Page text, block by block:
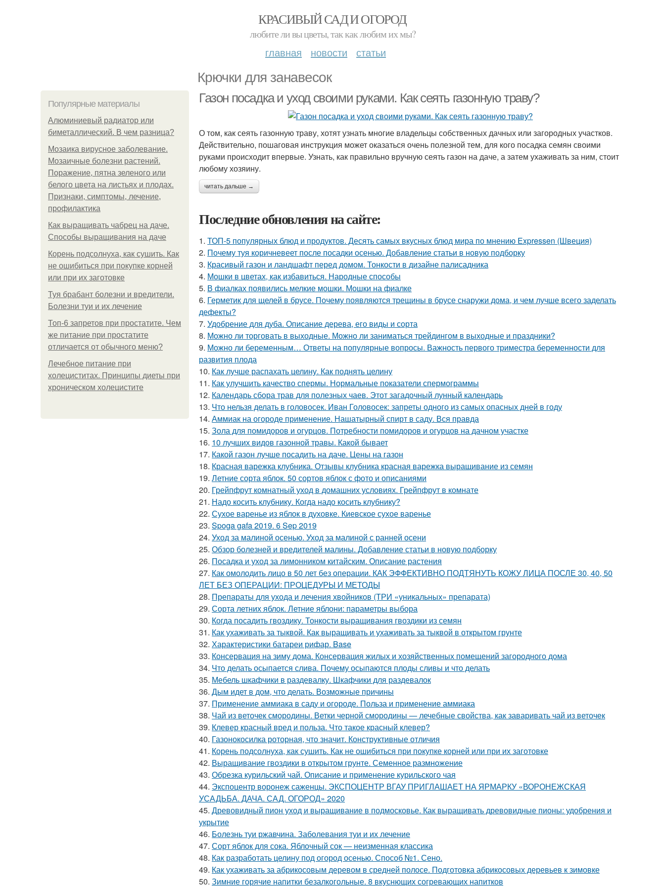
КРАСИВЫЙ САД И ОГОРОД
любите ли вы цветы, так как любим их мы?
главная новости статьи
Крючки для занавесок
Популярные материалы
Алюминиевый радиатор или
биметаллический. В чем разница?
Мозаика вирусное заболевание.
Мозаичные болезни растений.
Поражение, пятна зеленого или
белого цвета на листьях и плодах.
Признаки, симптомы, лечение,
профилактика
Как выращивать чабрец на даче.
Способы выращивания на даче
Корень подсолнуха, как сушить. Как
не ошибиться при покупке корней
или при их заготовке
Туя брабант болезни и вредители.
Болезни туи и их лечение
Топ-6 запретов при простатите. Чем
же питание при простатите
отличается от обычного меню?
Лечебное питание при
холециститах. Принципы диеты при
хроническом холецистите
Газон посадка и уход своими руками. Как сеять газонную траву?
О том, как сеять газонную траву, хотят узнать многие владельцы собственных дачных или загородных участков.
Действительно, пошаговая инструкция может оказаться очень полезной тем, для кого посадка семян своими
руками происходит впервые. Узнать, как правильно вручную сеять газон на даче, а затем ухаживать за ним, стоит
любому хозяину.
читать дальше →
Последние обновления на сайте:
1. ТОП-5 популярных блюд и продуктов. Десять самых вкусных блюд мира по мнению Expressen (Швеция)
2. Почему туя коричневеет после посадки осенью. Добавление статьи в новую подборку
3. Красивый газон и ландшафт перед домом. Тонкости в дизайне палисадника
4. Мошки в цветах, как избавиться. Народные способы
5. В фиалках появились мелкие мошки. Мошки на фиалке
6. Герметик для щелей в брусе. Почему появляются трещины в брусе снаружи дома, и чем лучше всего заделать
дефекты?
7. Удобрение для дуба. Описание дерева, его виды и сорта
8. Можно ли торговать в выходные. Можно ли заниматься трейдингом в выходные и праздники?
9. Можно ли беременным… Ответы на популярные вопросы. Важность первого триместра беременности для
развития плода
10. Как лучше распахать целину. Как поднять целину
11. Как улучшить качество спермы. Нормальные показатели спермограммы
12. Календарь сбора трав для полезных чаев. Этот загадочный лунный календарь
13. Что нельзя делать в головосек. Иван Головосек: запреты одного из самых опасных дней в году
14. Аммиак на огороде применение. Нашатырный спирт в саду. Вся правда
15. Зола для помидоров и огурцов. Потребности помидоров и огурцов на дачном участке
16. 10 лучших видов газонной травы. Какой бывает
17. Какой газон лучше посадить на даче. Цены на газон
18. Красная варежка клубника. Отзывы клубника красная варежка выращивание из семян
19. Летние сорта яблок. 50 сортов яблок с фото и описаниями
20. Грейпфрут комнатный уход в домашних условиях. Грейпфрут в комнате
21. Надо косить клубнику. Когда надо косить клубнику?
22. Сухое варенье из яблок в духовке. Киевское сухое варенье
23. Spoga gafa 2019. 6 Sep 2019
24. Уход за малиной осенью. Уход за малиной с ранней осени
25. Обзор болезней и вредителей малины. Добавление статьи в новую подборку
26. Посадка и уход за лимонником китайским. Описание растения
27. Как омолодить лицо в 50 лет без операции. КАК ЭФФЕКТИВНО ПОДТЯНУТЬ КОЖУ ЛИЦА ПОСЛЕ 30, 40, 50
ЛЕТ БЕЗ ОПЕРАЦИИ: ПРОЦЕДУРЫ И МЕТОДЫ
28. Препараты для ухода и лечения хвойников (ТРИ «уникальных» препарата)
29. Сорта летних яблок. Летние яблони: параметры выбора
30. Когда посадить гвоздику. Тонкости выращивания гвоздики из семян
31. Как ухаживать за тыквой. Как выращивать и ухаживать за тыквой в открытом грунте
32. Характеристики батареи рифар. Base
33. Консервация на зиму дома. Консервация жилых и хозяйственных помещений загородного дома
34. Что делать осыпается слива. Почему осыпаются плоды сливы и что делать
35. Мебель шкафчики в раздевалку. Шкафчики для раздевалок
36. Дым идет в дом, что делать. Возможные причины
37. Применение аммиака в саду и огороде. Польза и применение аммиака
38. Чай из веточек смородины. Ветки черной смородины — лечебные свойства, как заваривать чай из веточек
39. Клевер красный вред и польза. Что такое красный клевер?
40. Газонокосилка роторная, что значит. Конструктивные отличия
41. Корень подсолнуха, как сушить. Как не ошибиться при покупке корней или при их заготовке
42. Выращивание гвоздики в открытом грунте. Семенное размножение
43. Обрезка курильский чай. Описание и применение курильского чая
44. Экспоцентр воронеж саженцы. ЭКСПОЦЕНТР ВГАУ ПРИГЛАШАЕТ НА ЯРМАРКУ «ВОРОНЕЖСКАЯ
УСАДЬБА. ДАЧА. САД. ОГОРОД» 2020
45. Древовидный пион уход и выращивание в подмосковье. Как выращивать древовидные пионы: удобрения и
укрытие
46. Болезнь туи ржавчина. Заболевания туи и их лечение
47. Сорт яблок для сока. Яблочный сок — неизменная классика
48. Как разработать целину под огород осенью. Способ №1. Сено.
49. Как ухаживать за абрикосовым деревом в средней полосе. Подготовка абрикосовых деревьев к зимовке
50. Зимние горячие напитки безалкогольные. 8 вкуснющих согревающих напитков